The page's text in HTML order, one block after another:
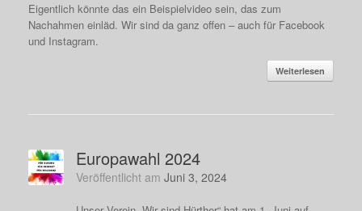
Eigentlich könnte das ein Beispielvideo sein, das zum
Nachahmen einläd. Wir sind da ganz offen – auch für Facebook
und Instagram.
Weiterlesen
Europawahl 2024
Veröffentlicht am Juni 3, 2024